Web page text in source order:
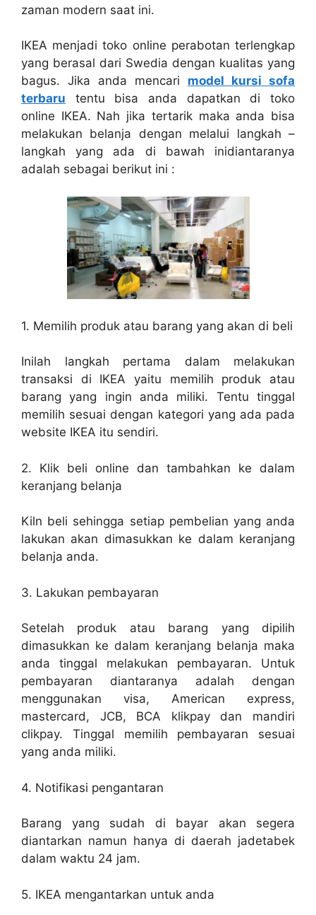
zaman modern saat ini.
IKEA menjadi toko online perabotan terlengkap
yang berasal dari Swedia dengan kualitas yang
bagus. Jika anda mencari model kursi sofa
terbaru tentu bisa anda dapatkan di toko
online IKEA. Nah jika tertarik maka anda bisa
melakukan belanja dengan melalui langkah –
langkah yang ada di bawah inidiantaranya
adalah sebagai berikut ini :
1. Memilih produk atau barang yang akan di beli
Inilah langkah pertama dalam melakukan
transaksi di IKEA yaitu memilih produk atau
barang yang ingin anda miliki. Tentu tinggal
memilih sesuai dengan kategori yang ada pada
website IKEA itu sendiri.
2. Klik beli online dan tambahkan ke dalam
keranjang belanja
Kiln beli sehingga setiap pembelian yang anda
lakukan akan dimasukkan ke dalam keranjang
belanja anda.
3. Lakukan pembayaran
Setelah produk atau barang yang dipilih
dimasukkan ke dalam keranjang belanja maka
anda tinggal melakukan pembayaran. Untuk
pembayaran diantaranya adalah dengan
menggunakan visa, American express,
mastercard, JCB, BCA klikpay dan mandiri
clikpay. Tinggal memilih pembayaran sesuai
yang anda miliki.
4. Notifikasi pengantaran
Barang yang sudah di bayar akan segera
diantarkan namun hanya di daerah jadetabek
dalam waktu 24 jam.
5. IKEA mengantarkan untuk anda